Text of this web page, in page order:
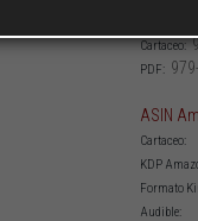
ISBN
Cartaceo:
PDF:
ASIN
Cartaceo:
KDP
Formato
Audible: